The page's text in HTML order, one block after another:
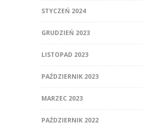
STYCZEŃ 2024
GRUDZIEŃ 2023
LISTOPAD 2023
PAŹDZIERNIK 2023
MARZEC 2023
PAŹDZIERNIK 2022